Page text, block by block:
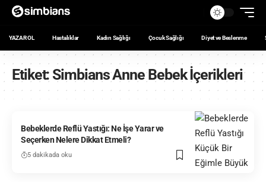
YAZAR OL Hastalıklar Kadın Sağlığı Çocuk Sağlığı Diyet ve Beslenme
Etiket: Simbians Anne Bebek İçerikleri
Bebeklerde Reflü Yastığı: Ne İşe Yarar ve
Seçerken Nelere Dikkat Etmeli?
5 dakikada oku